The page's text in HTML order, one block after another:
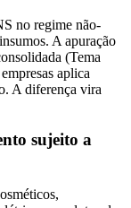
no regime não-
A apuração
(Tema
aplica
A diferença vira
sujeito a